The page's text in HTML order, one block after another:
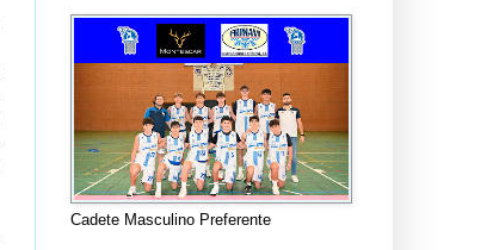
Cadete Masculino Preferente